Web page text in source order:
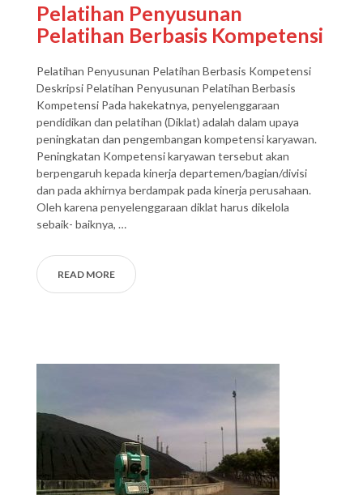
Pelatihan Penyusunan
Pelatihan Berbasis Kompetensi
Pelatihan Penyusunan Pelatihan Berbasis Kompetensi
Deskripsi Pelatihan Penyusunan Pelatihan Berbasis
Kompetensi Pada hakekatnya, penyelenggaraan
pendidikan dan pelatihan (Diklat) adalah dalam upaya
peningkatan dan pengembangan kompetensi karyawan.
Peningkatan Kompetensi karyawan tersebut akan
berpengaruh kepada kinerja departemen/bagian/divisi
dan pada akhirnya berdampak pada kinerja perusahaan.
Oleh karena penyelenggaraan diklat harus dikelola
sebaik- baiknya, …
READ MORE